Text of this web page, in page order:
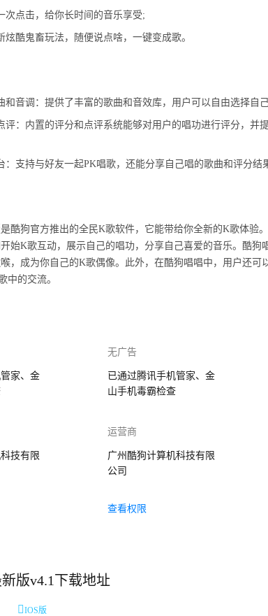
次点击，给你长时间的音乐享受;
炫酷鬼畜玩法，随便说点啥，一键变成歌。
和音调：提供了丰富的歌曲和音效库，用户可以自由选择自
评：内置的评分和点评系统能够对用户的唱功进行评分，并
：支持与好友一起PK唱歌，还能分享自己唱的歌曲和评分结
酷狗官方推出的全民K歌软件，它能带给你全新的K歌体验
始K歌互动，展示自己的唱功，分享自己喜爱的音乐。酷
，成为你自己的K歌偶像。此外，在酷狗唱唱中，用户还
中的交流。
家、金
无广告
已通过腾讯手机管家、金
山手机毒霸检查
技有限
运营商
广州酷狗计算机科技有限
公司
查看权限
版v4.1下载地址
IOS版